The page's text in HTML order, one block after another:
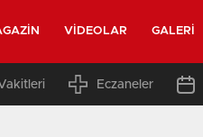
VIDEOLAR GALERI
Eczaneler